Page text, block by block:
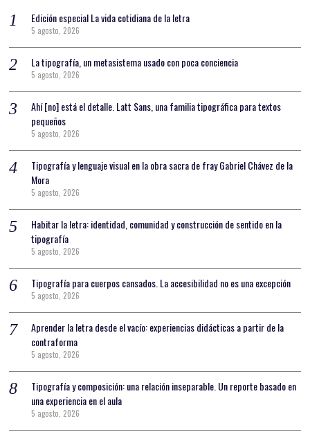
Edición especial La vida cotidiana de la letra
5 agosto, 2026
La tipografía, un metasistema usado con poca conciencia
5 agosto, 2026
Ahí [no] está el detalle. Latt Sans, una familia tipográfica para textos
pequeños
5 agosto, 2026
Tipografía y lenguaje visual en la obra sacra de fray Gabriel Chávez de la
Mora
5 agosto, 2026
Habitar la letra: identidad, comunidad y construcción de sentido en la
tipografía
5 agosto, 2026
Tipografía para cuerpos cansados. La accesibilidad no es una excepción
5 agosto, 2026
Aprender la letra desde el vacío: experiencias didácticas a partir de la
contraforma
5 agosto, 2026
Tipografía y composición: una relación inseparable. Un reporte basado en
una experiencia en el aula
5 agosto, 2026